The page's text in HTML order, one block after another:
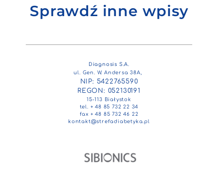
Sprawdź inne wpisy
Diagnosis S.A.
ul. Gen. W. Andersa 38A,
NIP: 5422765590
REGON: 052130191
15-113 Białystok
tel. + 48 85 732 22 34
fax + 48 85 732 46 22
kontakt@strefadiabetyka.pl